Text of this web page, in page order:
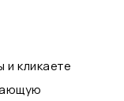
кликаете